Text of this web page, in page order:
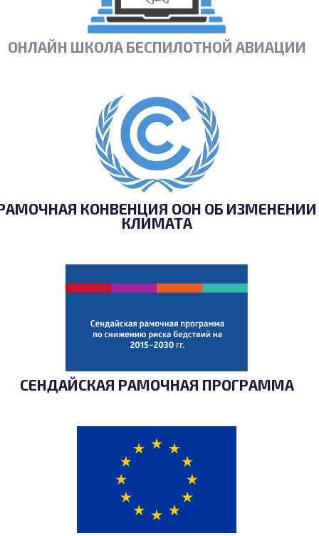
ОНЛАЙН ШКОЛА БЕСПИЛОТНОЙ АВИАЦИИ
КОНВЕНЦИЯ ООН ОБ ИЗМЕНЕНИИ
КЛИМАТА
СЕНДАЙСКАЯ РАМОЧНАЯ ПРОГРАММА